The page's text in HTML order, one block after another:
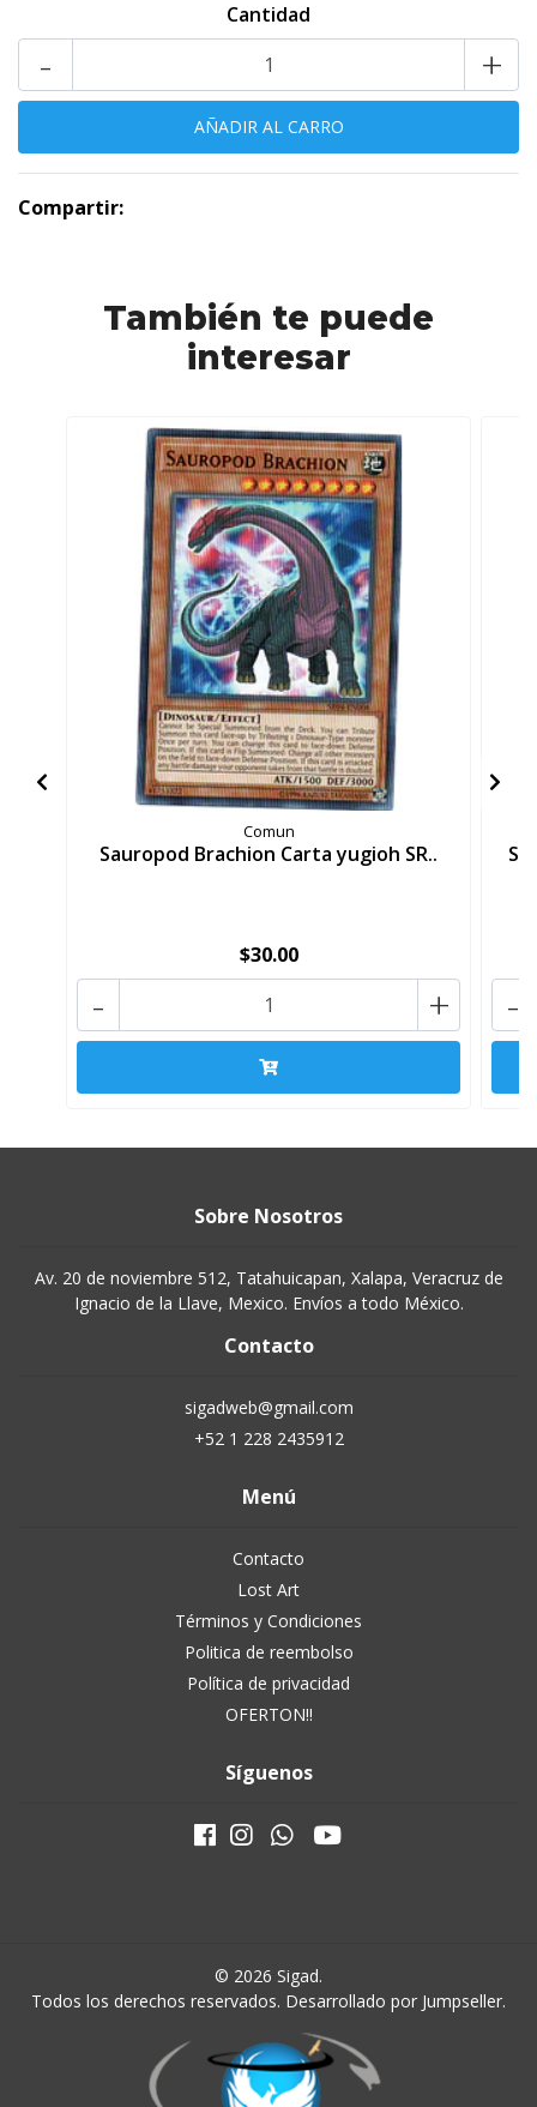
Cantidad
+
-
Compartir:
También te puede
interesar
Comun
Sauropod Brachion Carta yugioh SR..
$30.00
+
- -
Sobre Nosotros
Av. 20 de noviembre 512, Tatahuicapan, Xalapa, Veracruz de
Ignacio de la Llave, Mexico. Envíos a todo México.
Contacto
sigadweb@gmail.com
+52 1 228 2435912
Menú
Contacto
Lost Art
Términos y Condiciones
Politica de reembolso
Política de privacidad
OFERTON!!
Síguenos
© 2026 Sigad.
Todos los derechos reservados. Desarrollado por Jumpseller.